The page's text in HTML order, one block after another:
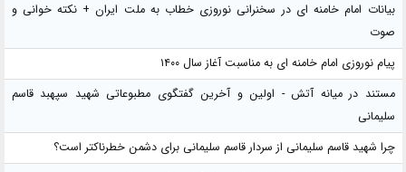
بیانات امام خامنه ای در سخنرانی نوروزی خطاب به ملت ایران + نکته خوانی و
صوت
پیام نوروزی امام خامنه ای به مناسبت آغاز سال ۱۴۰۰
مستند در میانه آتش - اولین و آخرین گفتگوی مطبوعاتی شهید سپهبد قاسم
سلیمانی
چرا شهید قاسم سلیمانی از سردار قاسم سلیمانی برای دشمن خطرناکتر است؟